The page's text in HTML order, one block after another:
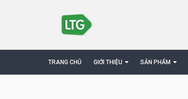
TRANG CHỦ GIỚI THIỆU SẢN PHẨM